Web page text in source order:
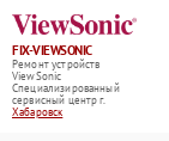
FIX-VIEWSONIC
Ремонт устройств
ViewSonic
Специализированный
cервисный центр г.
Хабаровск